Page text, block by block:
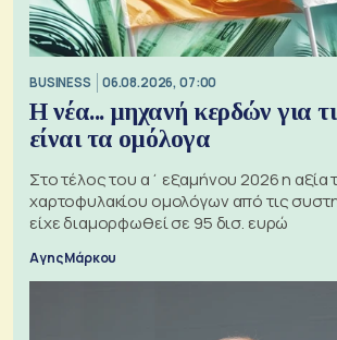
BUSINESS 06.08.2026, 07:00
Η νέα... μηχανή κερδών για
είναι τα ομόλογα
Στο τέλος του α΄ εξαμήνου 2026 η αξία
χαρτοφυλακίου ομολόγων από τις
είχε διαμορφωθεί σε 95 δισ. ευρώ
Αγης Μάρκου